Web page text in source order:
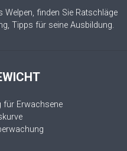
finden Sie Ratschläge
Tipps für seine Ausbildung.
für Erwachsene